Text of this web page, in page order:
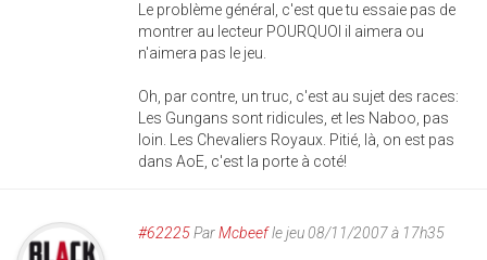
Le problème général, c'est que tu essaie pas de
montrer au lecteur POURQUOI il aimera ou
n'aimera pas le jeu.
Oh, par contre, un truc, c'est au sujet des races:
Les Gungans sont ridicules, et les Naboo, pas
loin. Les Chevaliers Royaux. Pitié, là, on est pas
dans AoE, c'est la porte à coté!
#62225ParMcbeefle jeu 08/11/2007 à 17h35